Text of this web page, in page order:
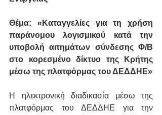
Θέμα: «Καταγγελίες για τη χρήση
παράνομου λογισμικού κατά την
υποβολή αιτημάτων σύνδεσης Φ/Β
στο κορεσμένο δίκτυο της Κρήτης
μέσω της πλατφόρμας του ΔΕΔΔΗΕ»
Η ηλεκτρονική διαδικασία μέσω της
πλατφόρμας του ΔΕΔΔΗΕ για την